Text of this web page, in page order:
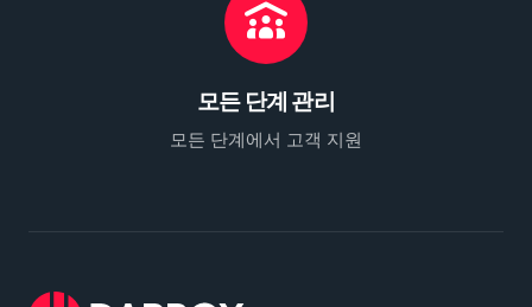
모든 단계 관리
모든 단계에서 고객 지원